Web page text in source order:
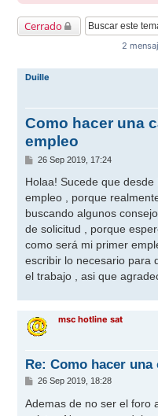
Cerrado
2
Duille
Como hacer una
empleo
M
n
a
j
e
26 Sep 2019, 17:24
Holaa! Sucede que
empleo , porque
buscando algunos
de solicitud , porque
como será mi primer
escribir lo necesario para
el trabajo , asi que
msc hotline sat
Re: Como hacer
M
n
s
26 Sep 2019, 18:28
Ademas de no ser el foro